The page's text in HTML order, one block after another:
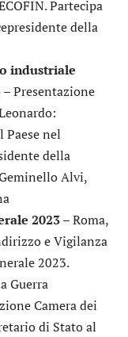
Partecipa
della
industriale
Presentazione
Paese nel
della
Alvi,
2023– Roma,
e Vigilanza
2023.
Guerra
Camera dei
di Stato al